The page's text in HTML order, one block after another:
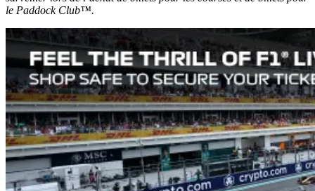
le Paddock Club™.